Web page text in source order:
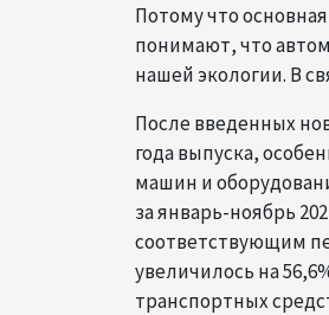
Потому что
понимают, что
нашей экологии. В
После введенных
года выпуска,
машин и
за январь-ноябрь
соответствующим
увеличилось на
транспортных